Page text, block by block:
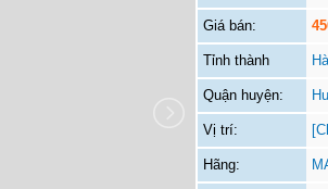
Giá bán:
Tỉnh thành
Quận huyện:
Vị trí:
Hãng: